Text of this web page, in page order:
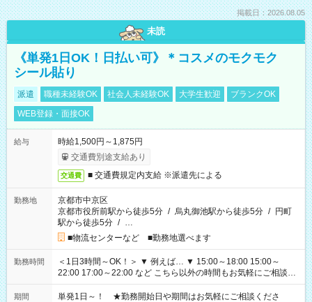
掲載日：2026.08.05
未読
《単発1日OK！日払い可》＊コスメのモクモク
シール貼り
派遣 職種未経験OK 社会人未経験OK 大学生歓迎
ブランクOK
WEB登録・面接OK
給与
時給1,500円～1,875円
交通費別途支給あり
交通費 ■ 交通費規定内支給 ※派遣先による
勤務地
京都市中京区
京都市役所前駅から徒歩5分 / 烏丸御池駅から徒歩5分 / 円町
駅から徒歩5分 / …
■物流センターなど ■勤務地選べます
勤務時間
＜1日3時間～OK！＞ ▼ 例えば… ▼ 15:00～18:00 15:00～
22:00 17:00～22:00 など こちら以外の時間もお気軽にご相談く
ださい！
期間
単発1日～！ ★勤務開始日や期間はお気軽にご相談くださ